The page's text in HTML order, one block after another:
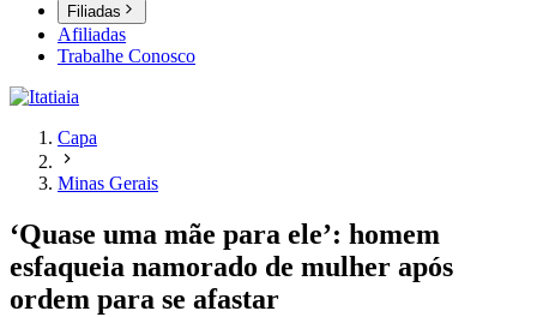
Filiadas
Afiliadas
Trabalhe Conosco
Capa
Minas Gerais
‘Quase uma mãe para ele’: homem
esfaqueia namorado de mulher após
ordem para se afastar